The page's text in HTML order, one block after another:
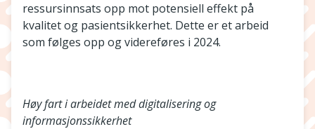
ressursinnsats opp mot potensiell effekt på
kvalitet og pasientsikkerhet. Dette er et arbeid
som følges opp og videreføres i 2024.
Høy fart i arbeidet med digitalisering og
informasjonssikkerhet